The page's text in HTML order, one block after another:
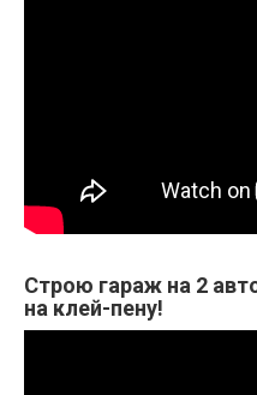
Строю гараж на 2
на клей-пену!